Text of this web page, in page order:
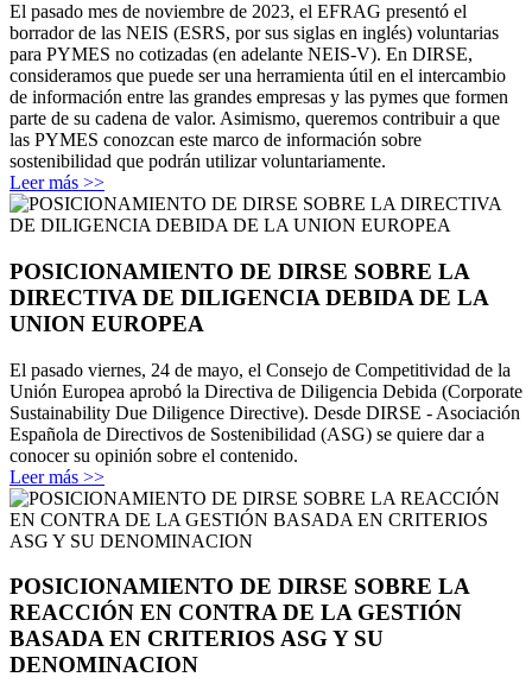
El pasado mes de noviembre de 2023, el EFRAG presentó el
borrador de las NEIS (ESRS, por sus siglas en inglés) voluntarias
para PYMES no cotizadas (en adelante NEIS-V). En DIRSE,
consideramos que puede ser una herramienta útil en el intercambio
de información entre las grandes empresas y las pymes que formen
parte de su cadena de valor. Asimismo, queremos contribuir a que
las PYMES conozcan este marco de información sobre
sostenibilidad que podrán utilizar voluntariamente.
Leer más >>
POSICIONAMIENTO DE DIRSE SOBRE LA
DIRECTIVA DE DILIGENCIA DEBIDA DE LA
UNION EUROPEA
El pasado viernes, 24 de mayo, el Consejo de Competitividad de la
Unión Europea aprobó la Directiva de Diligencia Debida (Corporate
Sustainability Due Diligence Directive). Desde DIRSE - Asociación
Española de Directivos de Sostenibilidad (ASG) se quiere dar a
conocer su opinión sobre el contenido.
Leer más >>
POSICIONAMIENTO DE DIRSE SOBRE LA
REACCIÓN EN CONTRA DE LA GESTIÓN
BASADA EN CRITERIOS ASG Y SU
DENOMINACION